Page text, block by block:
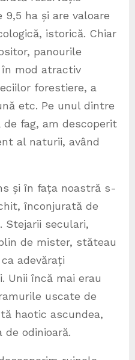
ha și are valoare
istorică. Chiar
panourile
mod atractiv
forestiere, a
etc. Pe unul dintre
fag, am descoperit
al naturii, având
și în fața noastră s-
înconjurată de
Stejarii seculari,
de mister, stăteau
adevărați
Unii încă mai erau
uscate de
haotic ascundea,
odinioară.